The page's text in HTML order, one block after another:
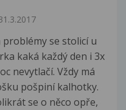
se stolicí u
kaká každý den i 3x
nevytlačí. Vždy má
pošpiní kalhotky.
se o něco opře,